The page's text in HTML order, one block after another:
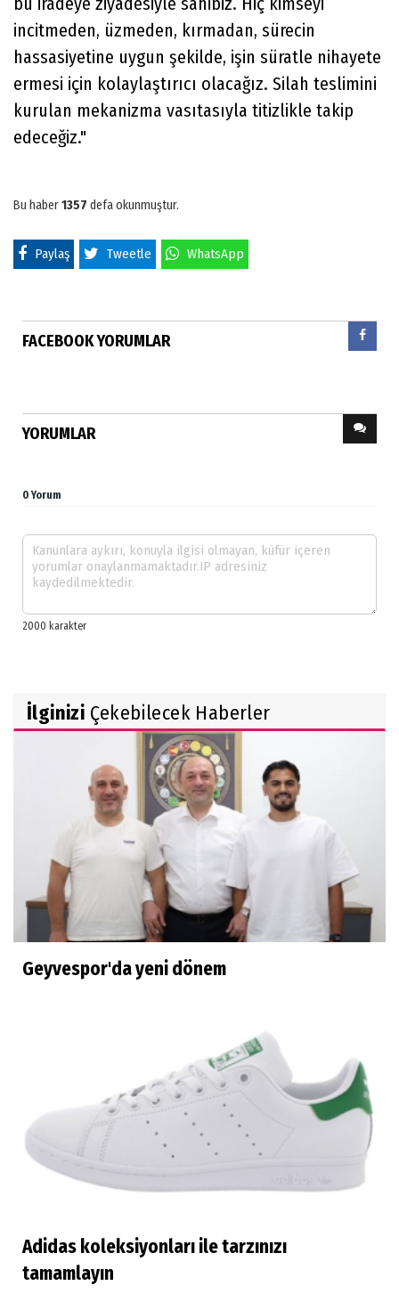
incitmeden, üzmeden, kırmadan, sürecin
hassasiyetine uygun şekilde, işin süratle nihayete
ermesi için kolaylaştırıcı olacağız. Silah teslimini
kurulan mekanizma vasıtasıyla titizlikle takip
edeceğiz."
Bu haber1357 defa okunmuştur.
Paylaş Tweetle WhatsApp
FACEBOOK YORUMLAR
YORUMLAR
0 Yorum
İlginizi Çekebilecek Haberler
Geyvespor'da yeni dönem
Adidas koleksiyonları ile tarzınızı
tamamlayın